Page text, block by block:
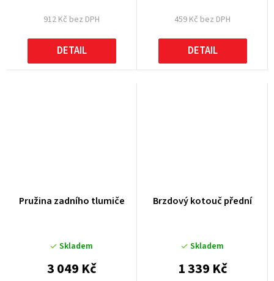
912 Kč bez DPH
DETAIL
459 Kč bez DPH
DETAIL
Pružina zadního tlumiče
Skladem
3 049 Kč
Brzdový kotouč přední
Skladem
1 339 Kč